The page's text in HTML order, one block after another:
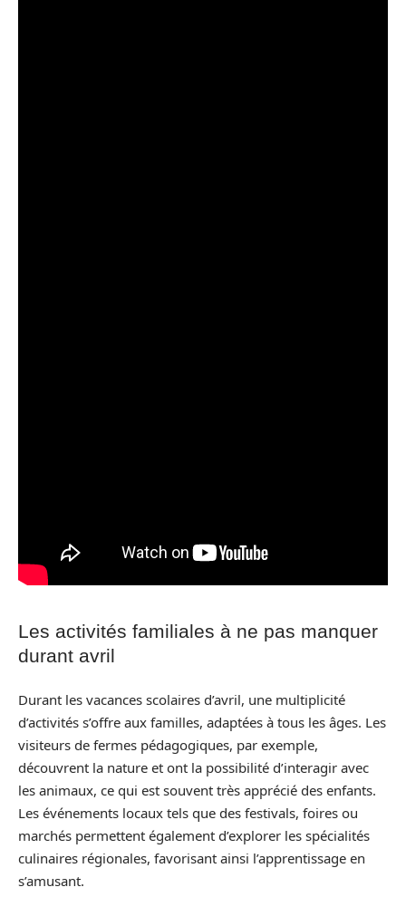
Les activités familiales à ne pas manquer
durant avril
Durant les vacances scolaires d’avril, une multiplicité
d’activités s’offre aux familles, adaptées à tous les âges. Les
visiteurs de fermes pédagogiques, par exemple,
découvrent la nature et ont la possibilité d’interagir avec
les animaux, ce qui est souvent très apprécié des enfants.
Les événements locaux tels que des festivals, foires ou
marchés permettent également d’explorer les spécialités
culinaires régionales, favorisant ainsi l’apprentissage en
s’amusant.